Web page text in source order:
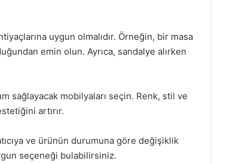
uygun olmalıdır. Örneğin, bir masa
emin olun. Ayrıca, sandalye alırken
sağlayacak mobilyaları seçin. Renk, stil ve
artırır.
ve ürünün durumuna göre değişiklik
seçeneği bulabilirsiniz.